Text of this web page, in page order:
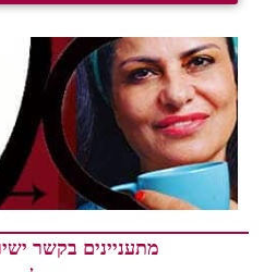
מתעניינים בקשר